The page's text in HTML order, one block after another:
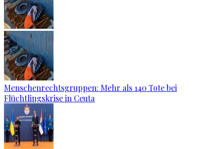
Menschenrechtsgruppen: Mehr als 140 Tote bei
Flüchtlingskrise in Ceuta